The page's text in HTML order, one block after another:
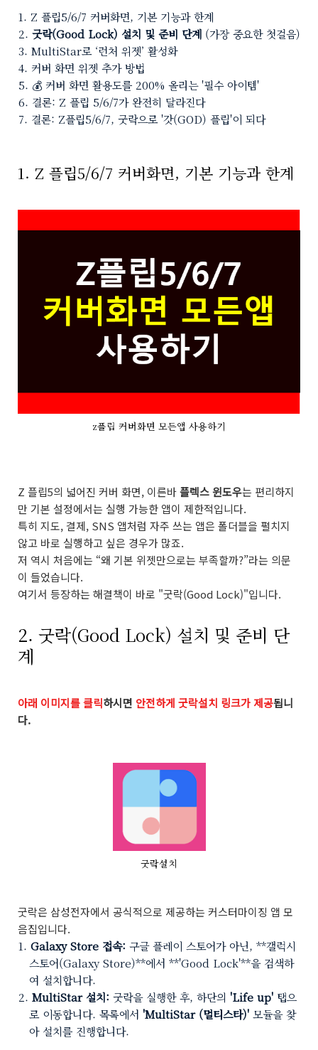
Z 플립5/6/7 커버화면, 기본 기능과 한계
굿락(Good Lock) 설치 및 준비 단계 (가장 중요한 첫걸음)
MultiStar로 ‘런처 위젯’ 활성화
커버 화면 위젯 추가 방법
💰 커버 화면 활용도를 200% 올리는 '필수 아이템'
결론: Z 플립 5/6/7가 완전히 달라진다
결론: Z플립5/6/7, 굿락으로 '갓(GOD) 플립'이 되다
1. Z 플립5/6/7 커버화면, 기본 기능과 한계
z플립 커버화면 모든앱 사용하기
Z 플립5의 넓어진 커버 화면, 이른바플렉스 윈도우는 편리하지
만 기본 설정에서는 실행 가능한 앱이 제한적입니다.
특히 지도, 결제, SNS 앱처럼 자주 쓰는 앱은 폴더블을 펼치지
않고 바로 실행하고 싶은 경우가 많죠.
저 역시 처음에는 “왜 기본 위젯만으로는 부족할까?”라는 의문
이 들었습니다.
여기서 등장하는 해결책이 바로 "굿락(Good Lock)"입니다.
2. 굿락(Good Lock) 설치 및 준비 단
계
아래 이미지를 클릭하시면 안전하게 굿락설치 링크가 제공됩니
다.
굿락설치
굿락은 삼성전자에서 공식적으로 제공하는 커스터마이징 앱 모
음집입니다.
Galaxy Store 접속: 구글 플레이 스토어가 아닌, **갤럭시
스토어(Galaxy Store)**에서 **'Good Lock'**을 검색하
여 설치합니다.
MultiStar 설치: 굿락을 실행한 후, 하단의 'Life up' 탭으
로 이동합니다. 목록에서 'MultiStar (멀티스타)' 모듈을 찾
아 설치를 진행합니다.